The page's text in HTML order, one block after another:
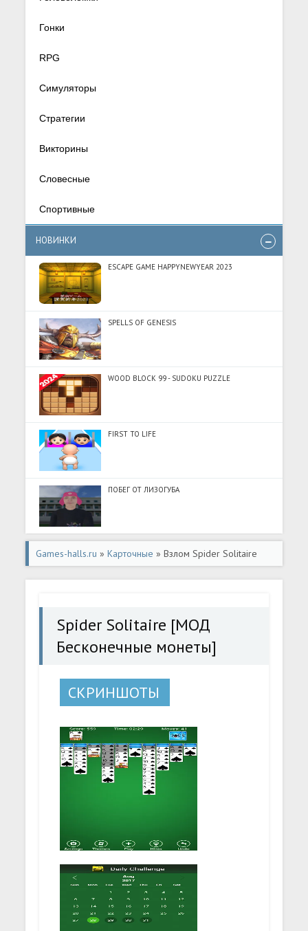
Гонки
RPG
Симуляторы
Стратегии
Викторины
Словесные
Спортивные
НОВИНКИ
ESCAPE GAME HAPPYNEWYEAR 2023
SPELLS OF GENESIS
WOOD BLOCK 99 - SUDOKU PUZZLE
FIRST TO LIFE
ПОБЕГ ОТ ЛИЗОГУБА
Games-halls.ru »Карточные » Взлом Spider Solitaire
[МОД Бесконечные монеты] - полная версия apk на
Spider Solitaire [МОД
Бесконечные монеты]
СКРИНШОТЫ